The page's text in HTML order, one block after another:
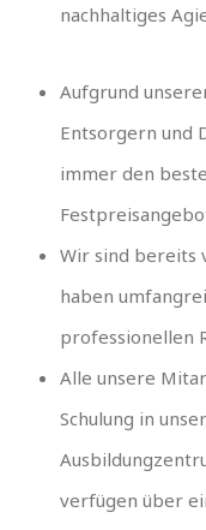
nachhaltiges
Aufgrund
Entsorgern und
immer den
Wir sind bereits
haben
professionellen
Alle unsere
Schulung in
verfügen über